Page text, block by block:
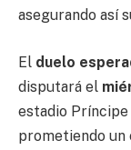
asegurando así
El duelo
disputará el
estadio
prometiendo un